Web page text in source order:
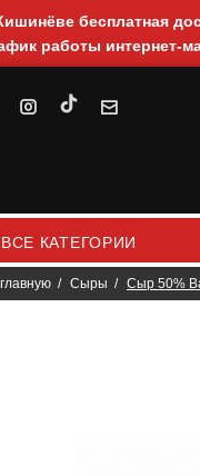
бесплатная
работы интернет-
ВСЕ КАТЕГОРИИ
Сыры Сыр 50%